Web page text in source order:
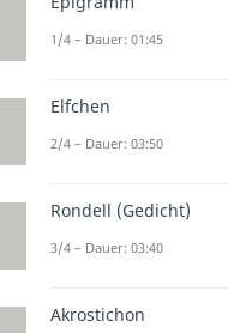
1/4 – Dauer: 01:45
Elfchen
2/4 – Dauer: 03:50
Rondell (Gedicht)
3/4 – Dauer: 03:40
Akrostichon